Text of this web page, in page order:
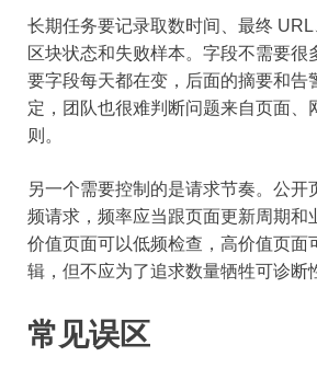
长期任务要记录取数时间、最终
区块状态和失败样本。字段不需要很
要字段每天都在变，后面的摘要和告
定，团队也很难判断问题来自页面、
则。
另一个需要控制的是请求节奏。公开
频请求，频率应当跟页面更新周期和
价值页面可以低频检查，高价值页面
辑，但不应为了追求数量牺牲可诊断
常见误区